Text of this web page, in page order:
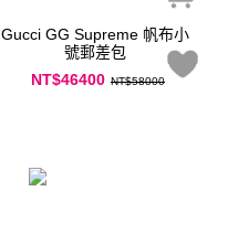
Gucci GG Supreme 帆布小
號郵差包
NT$46400 NT$58000